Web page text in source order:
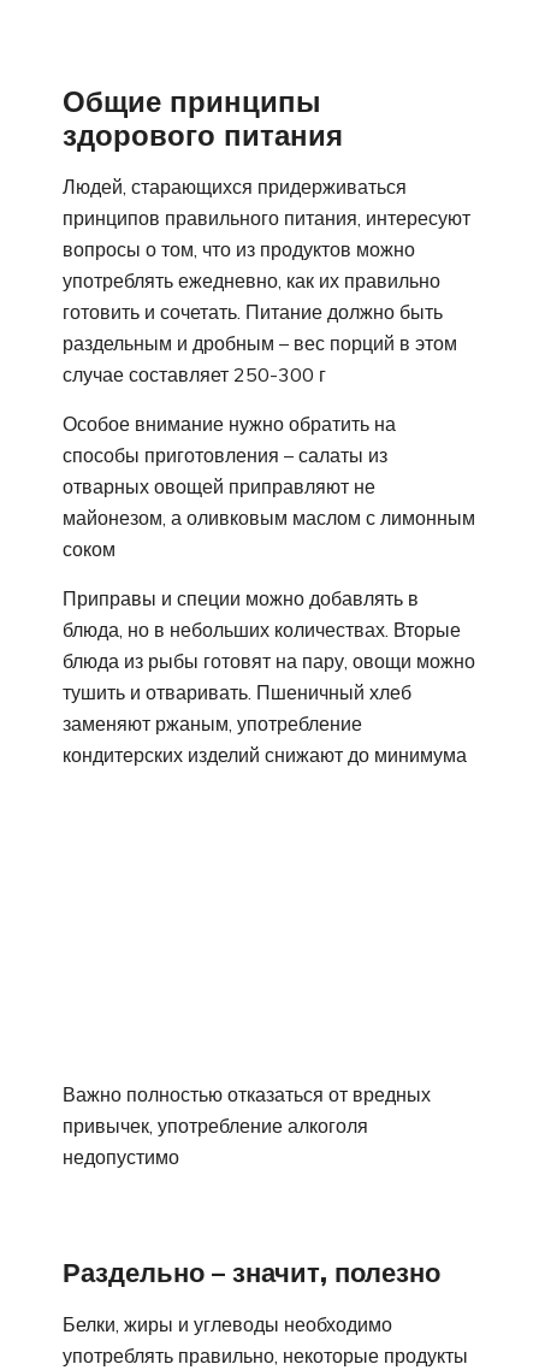
Общие принципы
здорового питания
Людей, старающихся придерживаться
принципов правильного питания, интересуют
вопросы о том, что из продуктов можно
употреблять ежедневно, как их правильно
готовить и сочетать. Питание должно быть
раздельным и дробным – вес порций в этом
случае составляет 250-300 г
Особое внимание нужно обратить на
способы приготовления – салаты из
отварных овощей приправляют не
майонезом, а оливковым маслом с лимонным
соком
Приправы и специи можно добавлять в
блюда, но в небольших количествах. Вторые
блюда из рыбы готовят на пару, овощи можно
тушить и отваривать. Пшеничный хлеб
заменяют ржаным, употребление
кондитерских изделий снижают до минимума
Важно полностью отказаться от вредных
привычек, употребление алкоголя
недопустимо
Раздельно – значит, полезно
Белки, жиры и углеводы необходимо
употреблять правильно, некоторые продукты